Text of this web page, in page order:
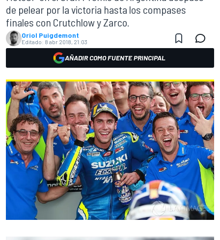
de pelear por la victoria hasta los compases
finales con Crutchlow y Zarco.
Oriol Puigdemont
Editado: 8 abr 2018, 21:03
AÑADIR COMO FUENTE PRINCIPAL